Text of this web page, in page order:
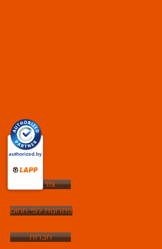
צור קשר
פתרונות לפי תחום
חברות